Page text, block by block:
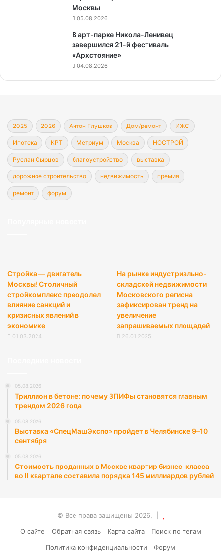
Москвы
05.08.2026
В арт-парке Никола-Ленивец
завершился 21-й фестиваль
«Архстояние»
04.08.2026
2025 2026 Антон Глушков Дом/ремонт ИЖС
Ипотека КРТ Метриум Москва НОСТРОЙ
Руслан Сырцов благоустройство выставка
дорожное строительство недвижимость премия
ремонт форум
Стройка — двигатель
Москвы! Столичный
стройкомплекс преодолел
влияние санкций и
кризисных явлений в
экономике
01.03.2024
На рынке индустриально-
складской недвижимости
Московского региона
зафиксирован тренд на
увеличение
запрашиваемых площадей
26.01.2025
05.08.2026
Триллион в бетоне: почему ЗПИФы становятся главным
трендом 2026 года
05.08.2026
Выставка «СпецМашЭкспо» пройдет в Челябинске 9–10
сентября
05.08.2026
Стоимость проданных в Москве квартир бизнес-класса
во II квартале составила порядка 145 миллиардов рублей
© Все права защищены 2026, |
О сайте
Обратная связь Карта сайта
Поиск по тегам
Политика конфиденциальности
Форум